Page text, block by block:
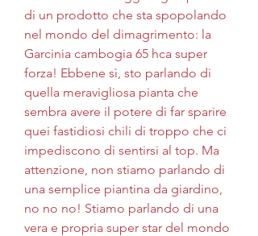
di un prodotto che sta spopolando
nel mondo del dimagrimento: la
Garcinia cambogia 65 hca super
forza! Ebbene sì, sto parlando di
quella meravigliosa pianta che
sembra avere il potere di far sparire
quei fastidiosi chili di troppo che ci
impediscono di sentirsi al top. Ma
attenzione, non stiamo parlando di
una semplice piantina da giardino,
no no no! Stiamo parlando di una
vera e propria super star del mondo